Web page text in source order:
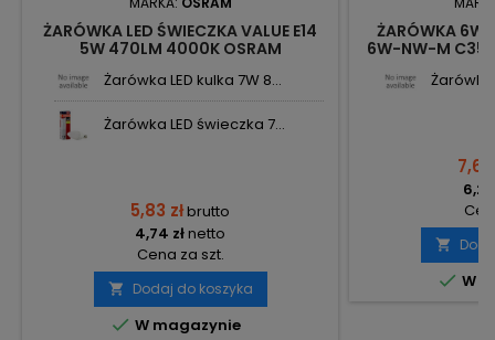
ŻARÓWKA LED ŚWIECZKA VALUE E14
5W 470LM 4000K OSRAM
Żarówka LED kulka 7W 8...
Żarówka LED świeczka 7...
5,83 złbrutto
4,74 złnetto
Cena za szt.
 Dodaj do koszyka
 W magazynie
ŻARÓWKA 6W
6W-NW-M C35
Żarówka
7,63

 W